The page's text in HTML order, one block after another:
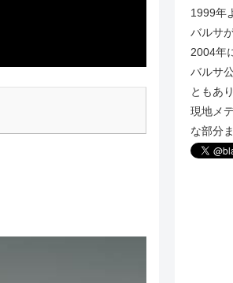
1999年
バルサ
2004年
バルサ
ともあ
現地メ
な部分